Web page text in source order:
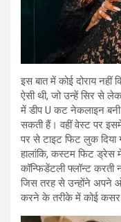
इस बात में कोई दोराय नहीं
ऐसी थी, जो उन्हें सिर से
में डीप U कट नेकलाइन
सकती हैं। वहीं वेस्ट पर
पर से टाइट फिट लुक दिया
हालांकि, कस्टम फिट ड्रेस
कॉन्फिडेंटली फ्लॉन्ट
जिस तरह से उन्होंने अपने
करने के तरीके में कोई कसर